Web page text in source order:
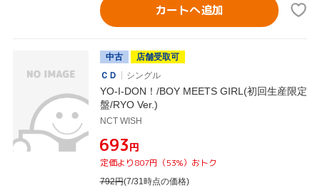
カートへ追加
中古
店舗受取可
ＣＤ
シングル
YO-I-DON！/BOY MEETS GIRL(初回生産限定
盤/RYO Ver.)
NCT WISH
¥693円
定価より807円（53%）おトク
792円(7/31時点の価格)